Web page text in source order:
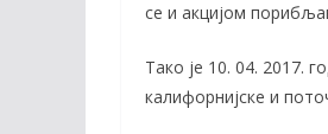
се и акцијом
Тако је 10. 04. 2017.
калифорнијске и